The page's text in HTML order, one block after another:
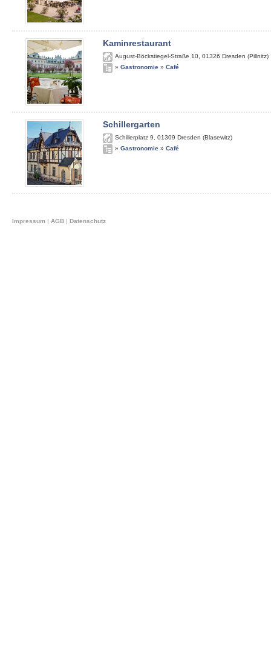
Kaminrestaurant
August-Böckstiegel-Straße 10 01326 Dresden (Pillnitz)
» Gastronomie » Café
Schillergarten
Schillerplatz 9 01309 Dresden (Blasewitz)
» Gastronomie » Café
Impressum | AGB | Datenschutz